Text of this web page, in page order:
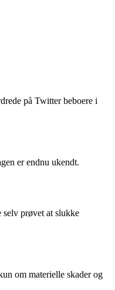
på Twitter beboere i
er endnu ukendt.
selv prøvet at slukke
om materielle skader og